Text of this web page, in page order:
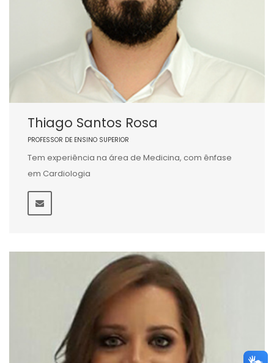
Thiago Santos Rosa
PROFESSOR DE ENSINO SUPERIOR
Tem experiência na área de Medicina, com ênfase
em Cardiologia